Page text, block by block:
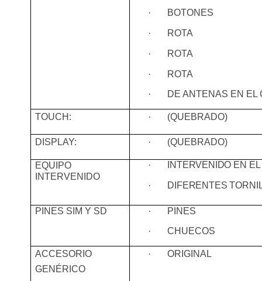
· BOTONES
· ROTA
· ROTA
·
ROTA
·
DE ANTENAS EN EL
TOUCH: · (QUEBRADO)
DISPLAY: · (QUEBRADO)
EQUIPO
INTERVENIDO
· INTERVENIDO EN EL
· DIFERENTES
PINES SIM Y SD ·
PINES
·
CHUECOS
ACCESORIO
GENÉRICO
· ORIGINAL